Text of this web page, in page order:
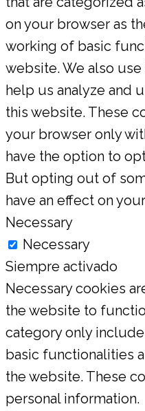
on your browser as
working of basic
website. We also
help us analyze and
this website. These
your browser only
have the option to
But opting out of
have an effect on
Necessary
Necessary
Siempre activado
Necessary cookies
the website to
category only
basic functionalities
the website. These
personal information.